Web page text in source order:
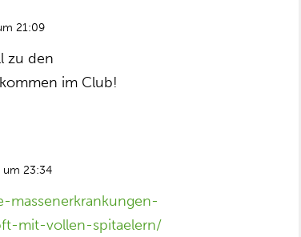
21:09
zu den
im Club!
um 23:34
massenerkrankungen-
mit-vollen-spitaelern/